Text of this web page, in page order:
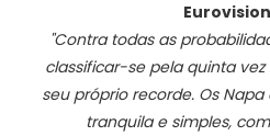
"Contra todas as
classificar-se pela quinta
seu próprio recorde. Os
tranquila e simples,